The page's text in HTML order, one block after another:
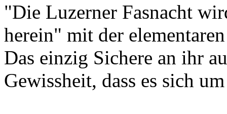
"Die Luzerner Fasnacht
herein" mit der
Das einzig Sichere an ihr
Gewissheit, dass es sich